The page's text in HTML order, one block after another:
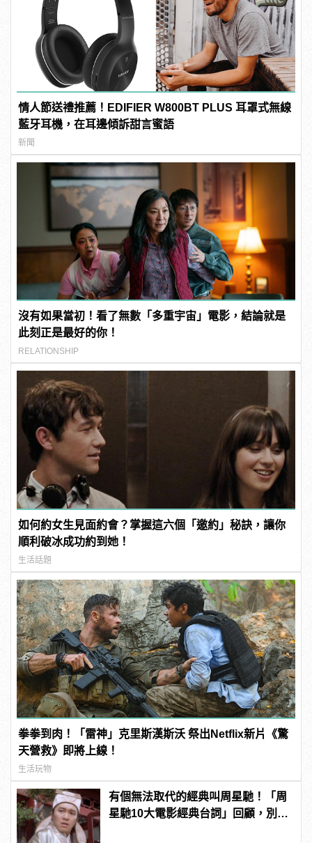
情人節送禮推薦！EDIFIER W800BT PLUS 耳罩式無線
藍牙耳機，在耳邊傾訴甜言蜜語
新聞
沒有如果當初！看了無數「多重宇宙」電影，結論就是
此刻正是最好的你！
RELATIONSHIP
如何約女生見面約會？掌握這六個「邀約」秘訣，讓你
順利破冰成功約到她！
生活話題
拳拳到肉！「雷神」克里斯漢斯沃 祭出Netflix新片《驚
天營救》即將上線！
生活玩物
有個無法取代的經典叫周星馳！「周
星馳10大電影經典台詞」回顧，別說